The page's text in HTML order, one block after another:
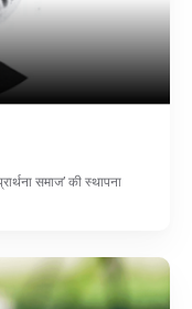
समाज’ की स्थापना